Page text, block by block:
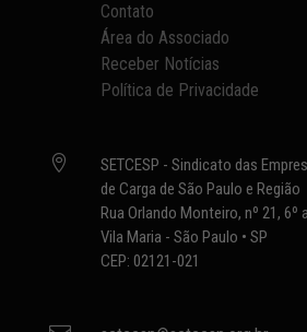
Contato
Área do Associado
Receber Notícias
Política de Privacidade

SETCESP - Sindicato das
de Carga de São Paulo e Região
Rua Orlando Monteiro, nº 21, 6º
Vila Maria - São Paulo • SP
CEP: 02121-021